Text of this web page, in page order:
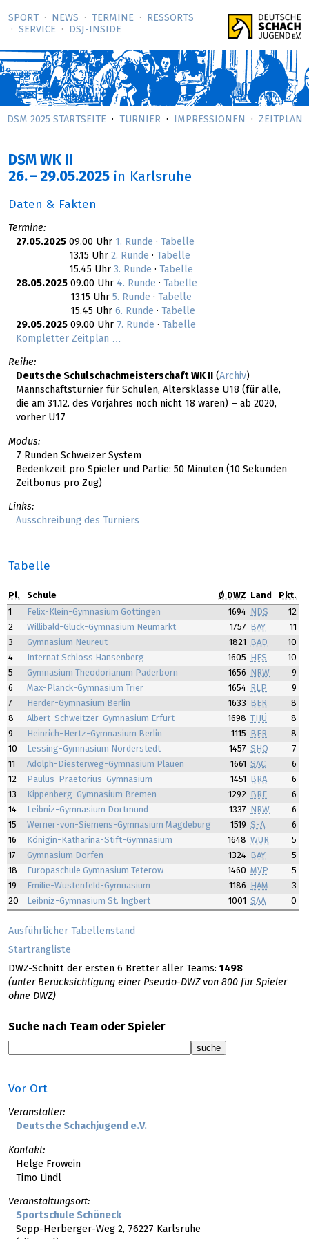
SPORT NEWS TERMINE
RESSORTS
SERVICE
DSJ-­INSIDE
DSM 2025 STARTSEITE TURNIER IMPRESSIONEN ZEITPLAN
DSM WK II
26. – 29.05.2025 in Karlsruhe
Daten & Fakten
Termine:
27.05.202509.00 Uhr 1. Runde ·
Tabelle
13.15 Uhr 2. Runde ·
Tabelle
15.45 Uhr 3. Runde ·
Tabelle
28.05.202509.00 Uhr 4. Runde ·
Tabelle
13.15 Uhr 5. Runde ·
Tabelle
15.45 Uhr 6. Runde ·
Tabelle
29.05.202509.00 Uhr 7. Runde ·
Tabelle
Kompletter Zeitplan …
Reihe:
Deutsche Schulschachmeisterschaft WK II
(Archiv)
Mannschaftsturnier für Schulen, Altersklasse U18 (für alle,
die am 31.12. des Vorjahres noch nicht 18 waren) – ab 2020,
vorher U17
Modus:
7 Runden Schweizer System
Bedenkzeit pro Spieler und Partie: 50 Minuten (10 Sekunden
Zeitbonus pro Zug)
Links:
Ausschreibung des Turniers
Tabelle
Pl. Schule Ø DWZ Land
Pkt.
1
Felix-Klein-Gymnasium Göttingen 1694 NDS
12
2
Willibald-Gluck-Gymnasium Neumarkt 1757 BAY
11
3
Gymnasium Neureut 1821 BAD
10
4
Internat Schloss Hansenberg 1605 HES
10
5
Gymnasium Theodorianum Paderborn 1656 NRW
9
6
Max-Planck-Gymnasium Trier 1654 RLP
9
7
Herder-Gymnasium Berlin 1633 BER
8
8
Albert-Schweitzer-Gymnasium Erfurt 1698 THÜ
8
9
Heinrich-Hertz-Gymnasium Berlin 1115 BER
8
10
Lessing-Gymnasium Norderstedt 1457 SHO
7
11
Adolph-Diesterweg-Gymnasium Plauen 1661 SAC
6
12
Paulus-Praetorius-Gymnasium 1451 BRA
6
13
Kippenberg-Gymnasium Bremen 1292 BRE
6
14
Leibniz-Gymnasium Dortmund 1337 NRW
6
15
Werner-von-Siemens-Gymnasium Magdeburg 1519 S-A
6
16
Königin-Katharina-Stift-Gymnasium 1648 WÜR
5
17
Gymnasium Dorfen 1324 BAY
5
18
Europaschule Gymnasium Teterow 1460 MVP
5
19
Emilie-Wüstenfeld-Gymnasium 1186 HAM
3
20
Leibniz-Gymnasium St. Ingbert 1001 SAA 0
Ausführlicher Tabellenstand
Startrangliste
DWZ-Schnitt der ersten 6 Bretter aller Teams: 1498
(unter Berücksichtigung einer Pseudo-DWZ von 800 für Spieler
ohne DWZ)
Suche nach Team oder Spieler
Vor Ort
Veranstalter:
Deutsche Schachjugend e.V.
Kontakt:
Helge Frowein
Timo Lindl
Veranstaltungsort:
Sportschule Schöneck
Sepp-Herberger-Weg 2, 76227 Karlsruhe